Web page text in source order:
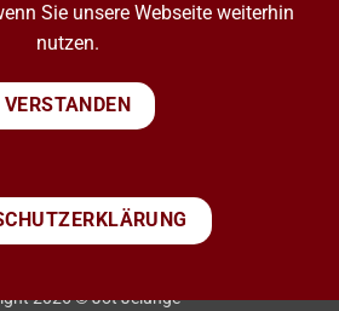
Visa MasterCard
Sepa
WIDERRUFSBELEHRUNG
AGB
2026 © Jot Jelunge
Sie unsere Webseite weiterhin
nutzen.
VERSTANDEN